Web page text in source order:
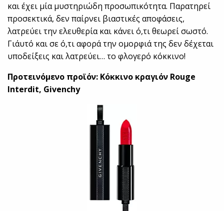
και έχει μία μυστηριώδη προσωπικότητα. Παρατηρεί
προσεκτικά, δεν παίρνει βιαστικές αποφάσεις,
λατρεύει την ελευθερία και κάνει ό,τι θεωρεί σωστό.
Γι΄αυτό και σε ό,τι αφορά την ομορφιά της δεν δέχεται
υποδείξεις και λατρεύει… το φλογερό κόκκινο!
Προτεινόμενο προϊόν: Kόκκινο κραγιόν Rouge
Interdit, Givenchy